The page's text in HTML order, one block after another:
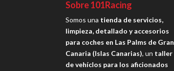
Sobre 101Racing
Somos una tienda de servicios,
limpieza, detallado y accesorios
para coches en Las Palms de Gran
Canaria (Islas Canarias), un taller
de vehíclos para los aficionados